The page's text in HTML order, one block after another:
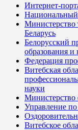
Интернет-
Национальный
Министерство
Беларусь
Белорусский
образования и
Федерация
Витебская
науки
Министерство
Управление
Витебское